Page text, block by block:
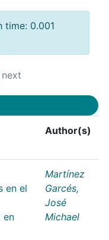
time: 0.001
next
Author(s)
en el
en
Martínez
Garcés,
José
Michael